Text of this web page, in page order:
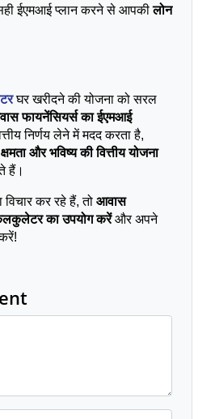
ईएमआई प्लान करने से आपकी लोन
घर खरीदने की योजना को सरल
फायनेंसियर्स का ईएमआई
निर्णय लेने में मदद करता है,
और भविष्य की वित्तीय योजना
हैं।
कर रहे हैं, तो आवास
का उपयोग करें और अपने